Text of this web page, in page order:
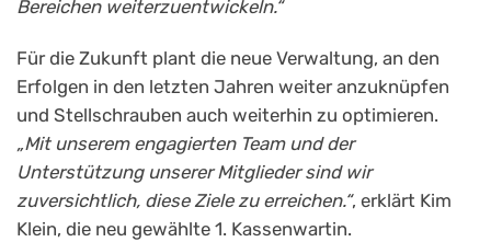
Bereichen weiterzuentwickeln.“
Für die Zukunft plant die neue Verwaltung, an den
Erfolgen in den letzten Jahren weiter anzuknüpfen
und Stellschrauben auch weiterhin zu optimieren.
„Mit unserem engagierten Team und der
Unterstützung unserer Mitglieder sind wir
zuversichtlich, diese Ziele zu erreichen.“, erklärt Kim
Klein, die neu gewählte 1. Kassenwartin.